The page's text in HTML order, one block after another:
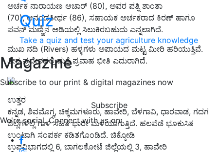
Quiz
Take a quiz and test your agriculture knowledge
Magazine
Subscribe to our print & digital magazines now
Subscribe
We're social. Connect with us on:
ಅರ್ಚಕ ನಾರಾಯಣ ಆಚಾರ್‌ (80), ಅವರ ಪತ್ನಿ ಶಾಂತಾ
(70),ಆನಂದತೀರ್ಥ (86), ಸಹಾಯಕ ಅರ್ಚಕರಾದ ಕಿರಣ್‌ ಹಾಗೂ
ಪವನ್‌ ಮಣ್ಣಿನ ಅಡಿಯಲ್ಲಿ ಸಿಲುಕಿರಬಹುದು ಎನ್ನಲಾಗಿದೆ.
ಮುಖ ನದಿ (Rivers) ಹಳ್ಳಗಳು ಅಪಾಯದ ಮಟ್ಟ ಮೀರಿ ಹರಿಯುತ್ತಿವೆ.
ತೀರ ಪ್ರದೇಶದಲ್ಲಿ ಮತ್ತೆ ಪ್ರವಾಹ ಭೀತಿ ಎದುರಾಗಿದೆ.
ಉತ್ತರ
ಕನ್ನಡ, ಶಿವಮೊಗ್ಗ, ಚಿಕ್ಕಮಗಳೂರು,ಹಾವೇರಿ, ಬೆಳಗಾವಿ, ಧಾರವಾಡ, ಗದಗ
ಜಿಲ್ಲೆಗಳಲ್ಲಿ ಗಾಳಿ ಸಹಿತ ಭಾರೀ ಮಳೆಯಾಗುತ್ತಿದೆ. ಹಲವೆಡೆ ಭೂಕುಸಿತ
ಉಂಟಾಗಿ ಸಂಪರ್ಕ ಕಡಿತಗೊಂಡಿದೆ. ಚಿಕ್ಕೋಡಿ
ಉಪವಿಭಾಗದಲ್ಲಿ 6, ಬಾಗಲಕೋಟೆ ಜಿಲ್ಲೆಯಲ್ಲಿ 3, ಹಾವೇರಿ